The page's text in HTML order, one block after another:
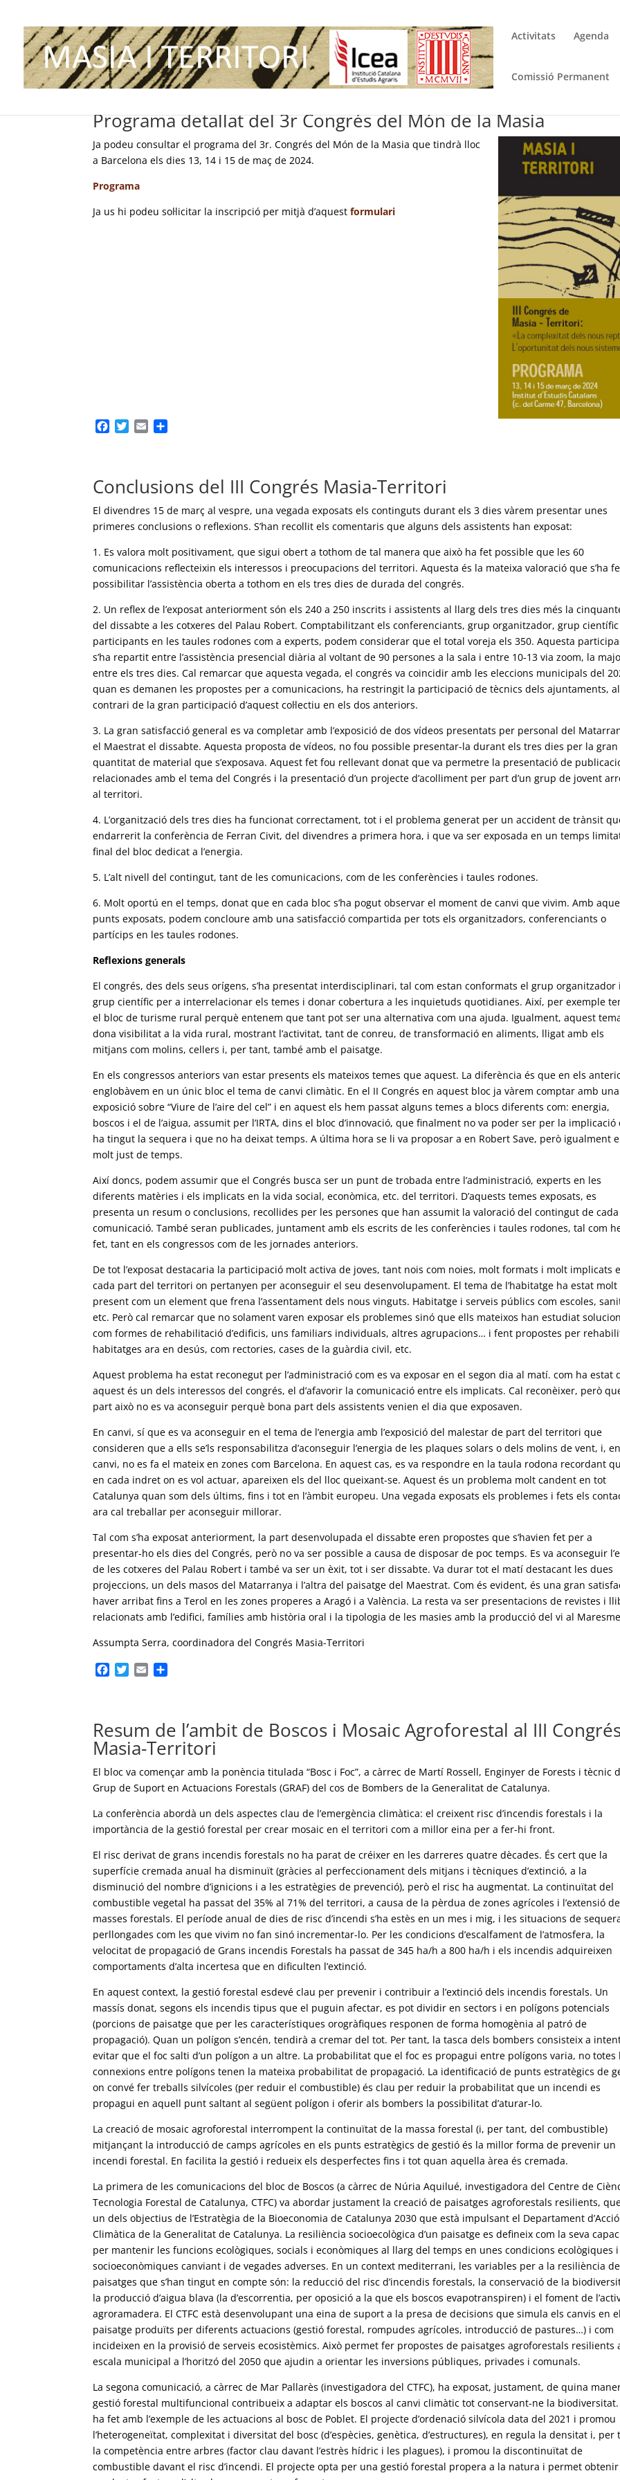
Activitats Agenda
Comissió Permanent
Programa detallat del 3r Congrés del Món de la Masia
Ja podeu consultar el programa del 3r. Congrés del Món de la Masia que tindrà lloc
a Barcelona els dies 13, 14 i 15 de maç de 2024.
Programa
Ja us hi podeu sol·licitar la inscripció per mitjà d’aquestformulari
b
o
o
k
t
e
r
l
a
r
t
e
x
Conclusions del III Congrés Masia-Territori
El divendres 15 de març al vespre, una vegada exposats els continguts durant els 3 dies vàrem presentar unes
primeres conclusions o reflexions. S’han recollit els comentaris que alguns dels assistents han exposat:
1. Es valora molt positivament, que sigui obert a tothom de tal manera que això ha fet possible que les 60
comunicacions reflecteixin els interessos i preocupacions del territori. Aquesta és la mateixa valoració que s’ha
possibilitar l’assistència oberta a tothom en els tres dies de durada del congrés.
2. Un reflex de l’exposat anteriorment són els 240 a 250 inscrits i assistents al llarg dels tres dies més la
del dissabte a les cotxeres del Palau Robert. Comptabilitzant els conferenciants, grup organitzador, grup
participants en les taules rodones com a experts, podem considerar que el total voreja els 350. Aquesta
s’ha repartit entre l’assistència presencial diària al voltant de 90 persones a la sala i entre 10-13 via zoom, la
entre els tres dies. Cal remarcar que aquesta vegada, el congrés va coincidir amb les eleccions municipals del
quan es demanen les propostes per a comunicacions, ha restringit la participació de tècnics dels ajuntaments, al
contrari de la gran participació d’aquest col·lectiu en els dos anteriors.
3. La gran satisfacció general es va completar amb l’exposició de dos vídeos presentats per personal del
el Maestrat el dissabte. Aquesta proposta de vídeos, no fou possible presentar-la durant els tres dies per la gran
quantitat de material que s’exposava. Aquest fet fou rellevant donat que va permetre la presentació de
relacionades amb el tema del Congrés i la presentació d’un projecte d’acolliment per part d’un grup de jovent
al territori.
4. L’organització dels tres dies ha funcionat correctament, tot i el problema generat per un accident de trànsit
endarrerit la conferència de Ferran Civit, del divendres a primera hora, i que va ser exposada en un temps
final del bloc dedicat a l’energia.
5. L’alt nivell del contingut, tant de les comunicacions, com de les conferències i taules rodones.
6. Molt oportú en el temps, donat que en cada bloc s’ha pogut observar el moment de canvi que vivim. Amb
punts exposats, podem concloure amb una satisfacció compartida per tots els organitzadors, conferenciants o
partícips en les taules rodones.
Reflexions generals
El congrés, des dels seus orígens, s’ha presentat interdisciplinari, tal com estan conformats el grup organitzador
grup científic per a interrelacionar els temes i donar cobertura a les inquietuds quotidianes. Així, per exemple
el bloc de turisme rural perquè entenem que tant pot ser una alternativa com una ajuda. Igualment, aquest
dona visibilitat a la vida rural, mostrant l’activitat, tant de conreu, de transformació en aliments, lligat amb els
mitjans com molins, cellers i, per tant, també amb el paisatge.
En els congressos anteriors van estar presents els mateixos temes que aquest. La diferència és que en els
englobàvem en un únic bloc el tema de canvi climàtic. En el II Congrés en aquest bloc ja vàrem comptar amb una
exposició sobre “Viure de l’aire del cel” i en aquest els hem passat alguns temes a blocs diferents com: energia,
boscos i el de l’aigua, assumit per l’IRTA, dins el bloc d’innovació, que finalment no va poder ser per la implicació
ha tingut la sequera i que no ha deixat temps. A última hora se li va proposar a en Robert Save, però igualment
molt just de temps.
Així doncs, podem assumir que el Congrés busca ser un punt de trobada entre l’administració, experts en les
diferents matèries i els implicats en la vida social, econòmica, etc. del territori. D’aquests temes exposats, es
presenta un resum o conclusions, recollides per les persones que han assumit la valoració del contingut de cada
comunicació. També seran publicades, juntament amb els escrits de les conferències i taules rodones, tal com
fet, tant en els congressos com de les jornades anteriors.
De tot l’exposat destacaria la participació molt activa de joves, tant nois com noies, molt formats i molt implicats
cada part del territori on pertanyen per aconseguir el seu desenvolupament. El tema de l’habitatge ha estat molt
present com un element que frena l’assentament dels nous vinguts. Habitatge i serveis públics com escoles,
etc. Però cal remarcar que no solament varen exposar els problemes sinó que ells mateixos han estudiat
com formes de rehabilitació d’edificis, uns familiars individuals, altres agrupacions… i fent propostes per
habitatges ara en desús, com rectories, cases de la guàrdia civil, etc.
Aquest problema ha estat reconegut per l’administració com es va exposar en el segon dia al matí. com ha estat
aquest és un dels interessos del congrés, el d’afavorir la comunicació entre els implicats. Cal reconèixer, però
part això no es va aconseguir perquè bona part dels assistents venien el dia que exposaven.
En canvi, sí que es va aconseguir en el tema de l’energia amb l’exposició del malestar de part del territori que
consideren que a ells se’ls responsabilitza d’aconseguir l’energia de les plaques solars o dels molins de vent, i, en
canvi, no es fa el mateix en zones com Barcelona. En aquest cas, es va respondre en la taula rodona recordant
en cada indret on es vol actuar, apareixen els del lloc queixant-se. Aquest és un problema molt candent en tot
Catalunya quan som dels últims, fins i tot en l’àmbit europeu. Una vegada exposats els problemes i fets els
ara cal treballar per aconseguir millorar.
Tal com s’ha exposat anteriorment, la part desenvolupada el dissabte eren propostes que s’havien fet per a
presentar-ho els dies del Congrés, però no va ser possible a causa de disposar de poc temps. Es va aconseguir
de les cotxeres del Palau Robert i també va ser un èxit, tot i ser dissabte. Va durar tot el matí destacant les dues
projeccions, un dels masos del Matarranya i l’altra del paisatge del Maestrat. Com és evident, és una gran
haver arribat fins a Terol en les zones properes a Aragó i a València. La resta va ser presentacions de revistes i
relacionats amb l’edifici, famílies amb història oral i la tipologia de les masies amb la producció del vi al
Assumpta Serra, coordinadora del Congrés Masia-Territori
F
b
o
o
k
T
t
e
r
E
l
a
r
t
e
i
x
Resum de l’ambit de Boscos i Mosaic Agroforestal al III
Masia-Territori
El bloc va començar amb la ponència titulada “Bosc i Foc”, a càrrec de Martí Rossell, Enginyer de Forests i tècnic
Grup de Suport en Actuacions Forestals (GRAF) del cos de Bombers de la Generalitat de Catalunya.
La conferència abordà un dels aspectes clau de l’emergència climàtica: el creixent risc d’incendis forestals i la
importància de la gestió forestal per crear mosaic en el territori com a millor eina per a fer-hi front.
El risc derivat de grans incendis forestals no ha parat de créixer en les darreres quatre dècades. És cert que la
superfície cremada anual ha disminuït (gràcies al perfeccionament dels mitjans i tècniques d’extinció, a la
disminució del nombre d’ignicions i a les estratègies de prevenció), però el risc ha augmentat. La continuïtat del
combustible vegetal ha passat del 35% al 71% del territori, a causa de la pèrdua de zones agrícoles i l’extensió
masses forestals. El període anual de dies de risc d’incendi s’ha estès en un mes i mig, i les situacions de
perllongades com les que vivim no fan sinó incrementar-lo. Per les condicions d’escalfament de l’atmosfera, la
velocitat de propagació de Grans incendis Forestals ha passat de 345 ha/h a 800 ha/h i els incendis adquireixen
comportaments d’alta incertesa que en dificulten l’extinció.
En aquest context, la gestió forestal esdevé clau per prevenir i contribuir a l’extinció dels incendis forestals. Un
massís donat, segons els incendis tipus que el puguin afectar, es pot dividir en sectors i en polígons potencials
(porcions de paisatge que per les característiques orogràfiques responen de forma homogènia al patró de
propagació). Quan un polígon s’encén, tendirà a cremar del tot. Per tant, la tasca dels bombers consisteix a
evitar que el foc salti d’un polígon a un altre. La probabilitat que el foc es propagui entre polígons varia, no totes
connexions entre polígons tenen la mateixa probabilitat de propagació. La identificació de punts estratègics de
on convé fer treballs silvícoles (per reduir el combustible) és clau per reduir la probabilitat que un incendi es
propagui en aquell punt saltant al següent polígon i oferir als bombers la possibilitat d’aturar-lo.
La creació de mosaic agroforestal interrompent la continuïtat de la massa forestal (i, per tant, del combustible)
mitjançant la introducció de camps agrícoles en els punts estratègics de gestió és la millor forma de prevenir un
incendi forestal. En facilita la gestió i redueix els desperfectes fins i tot quan aquella àrea és cremada.
La primera de les comunicacions del bloc de Boscos (a càrrec de Núria Aquilué, investigadora del Centre de
Tecnologia Forestal de Catalunya, CTFC) va abordar justament la creació de paisatges agroforestals resilients,
un dels objectius de l’Estratègia de la Bioeconomia de Catalunya 2030 que està impulsant el Departament d’Acció
Climàtica de la Generalitat de Catalunya. La resiliència socioecològica d’un paisatge es defineix com la seva
per mantenir les funcions ecològiques, socials i econòmiques al llarg del temps en unes condicions ecològiques i
socioeconòmiques canviant i de vegades adverses. En un context mediterrani, les variables per a la resiliència
paisatges que s’han tingut en compte són: la reducció del risc d’incendis forestals, la conservació de la
la producció d’aigua blava (la d’escorrentia, per oposició a la que els boscos evapotranspiren) i el foment de
agroramadera. El CTFC està desenvolupant una eina de suport a la presa de decisions que simula els canvis en el
paisatge produïts per diferents actuacions (gestió forestal, rompudes agrícoles, introducció de pastures…) i com
incideixen en la provisió de serveis ecosistèmics. Això permet fer propostes de paisatges agroforestals resilients
escala municipal a l’horitzó del 2050 que ajudin a orientar les inversions públiques, privades i comunals.
La segona comunicació, a càrrec de Mar Pallarès (investigadora del CTFC), ha exposat, justament, de quina
gestió forestal multifuncional contribueix a adaptar els boscos al canvi climàtic tot conservant-ne la biodiversitat.
ha fet amb l’exemple de les actuacions al bosc de Poblet. El projecte d’ordenació silvícola data del 2021 i promou
l’heterogeneïtat, complexitat i diversitat del bosc (d’espècies, genètica, d’estructures), en regula la densitat i, per
la competència entre arbres (factor clau davant l’estrès hídric i les plagues), i promou la discontinuïtat de
combustible davant el risc d’incendi. El projecte opta per una gestió forestal propera a la natura i permet obtenir